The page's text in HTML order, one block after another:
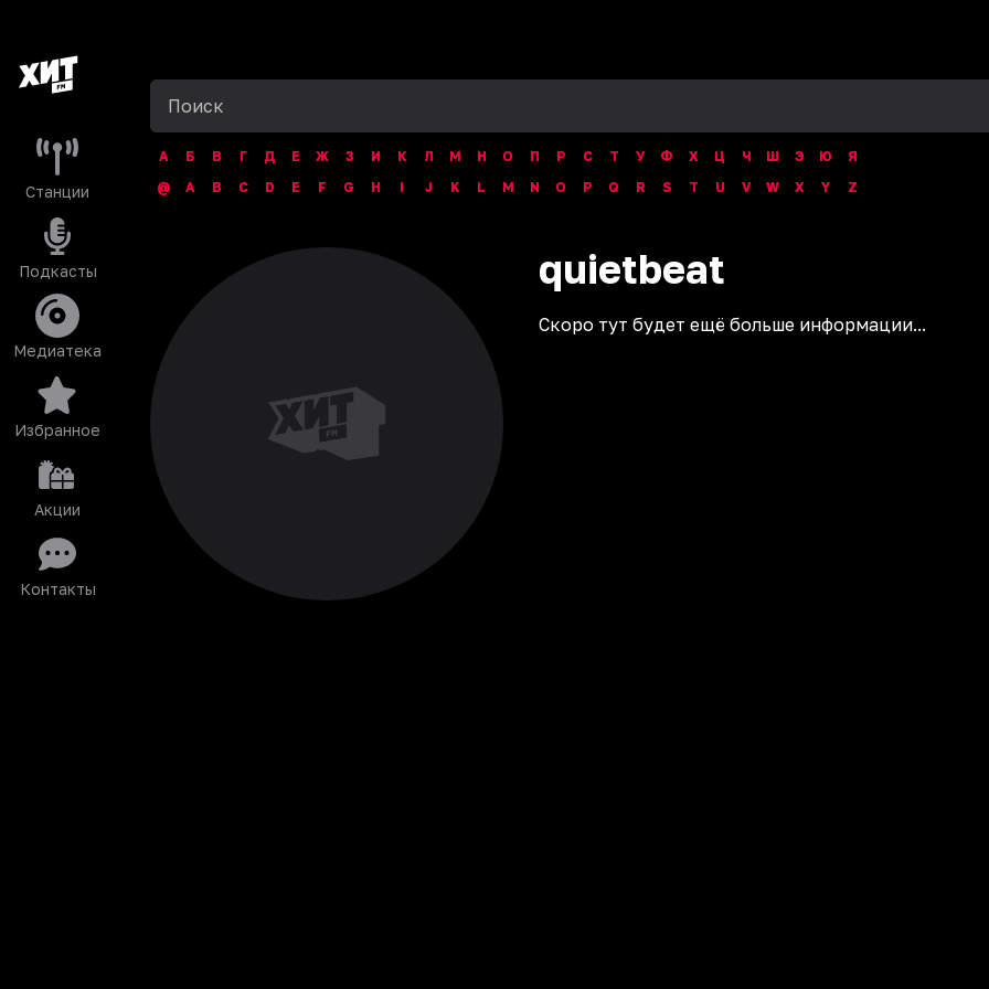
Станции
Подкасты
Медиатека
Избранное
Акции
Контакты
А Б В Г Д Е Ж З И К Л М Н О П Р С Т У Ф Х Ц Ч Ш Э Ю
Я
@
A B C D E F G H I J K L M N O P Q R S T U V W X Y Z
quietbeat
Скоро тут будет ещё больше информации...